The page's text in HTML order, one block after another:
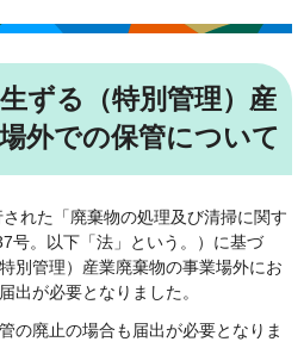
ずる（特別管理）産
外での保管について
れた「廃棄物の処理及び清掃に関す
号。以下「法」という。）に基づ
特別管理）産業廃棄物の事業場外にお
出が必要となりました。
の廃止の場合も届出が必要となりま